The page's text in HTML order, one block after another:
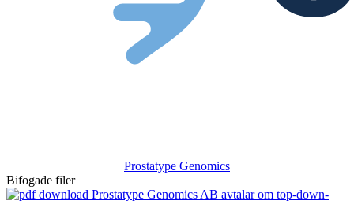
Prostatype Genomics
Bifogade filer
Prostatype Genomics AB avtalar om top-down-